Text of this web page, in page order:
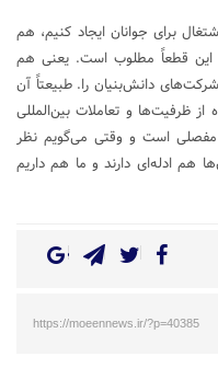
برای جوانان ایجاد کنیم، هم
این قطعاً مطلوب است. یعنی هم
دانش‌بنیان را. طبیعتاً آن
ظرفیت‌ها و تعاملات بین‌المللی
است و وقتی می‌گویم نظر
هم ادله‌ای دارند و ما هم داریم
https://moeennews.ir/?p=40385